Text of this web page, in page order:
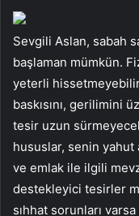
Sevgili Aslan, sabah
başlaman mümkün.
yeterli
baskısını, gerilimini
tesir uzun
hususlar, senin
ve emlak ile ilgili
destekleyici tesirler
sıhhat sorunları